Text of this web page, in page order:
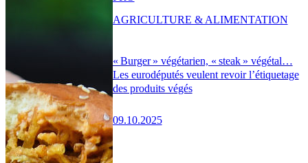
« Burger » végétarien, « steak » végétal…
Les eurodéputés veulent revoir l’étiquetage
des produits végés
09.10.2025
AGRICULTURE & ALIMENTATION